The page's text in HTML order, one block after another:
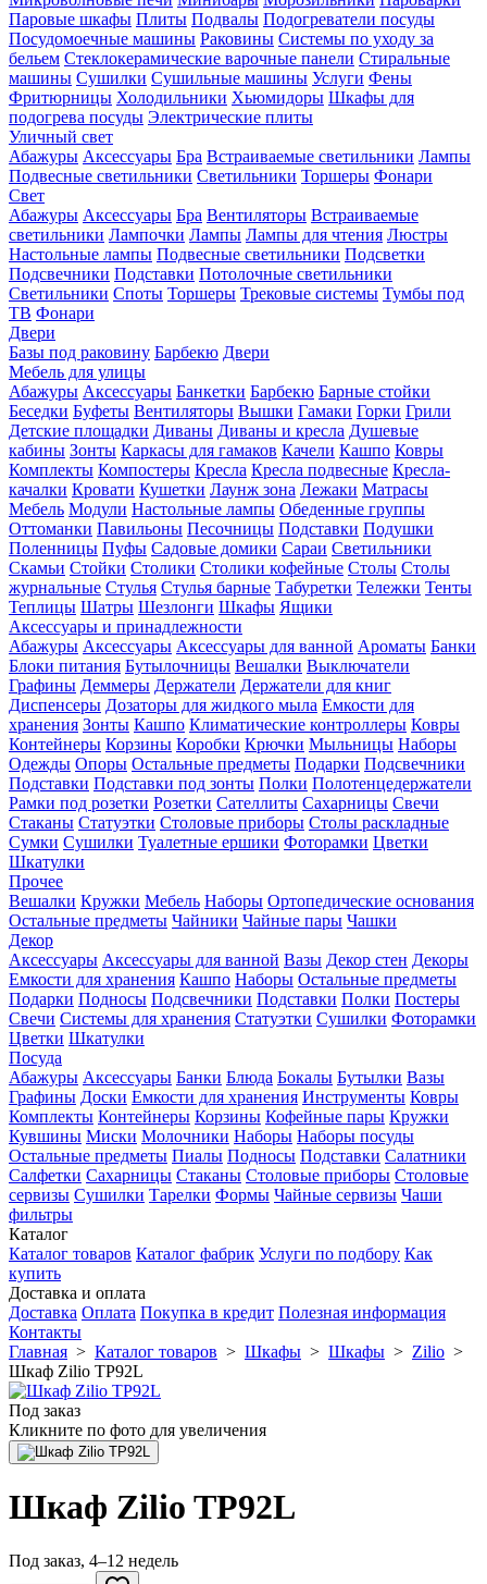
Паровые шкафы Плиты Подвалы Подогреватели посуды
Посудомоечные машины Раковины Системы по уходу за
бельем Стеклокерамические варочные панели Стиральные
машины Сушилки Сушильные машины Услуги Фены
Фритюрницы Холодильники Хьюмидоры Шкафы для
подогрева посуды Электрические плиты
Уличный свет
Абажуры Аксессуары Бра Встраиваемые светильники Лампы
Подвесные светильники Светильники Торшеры Фонари
Свет
Абажуры Аксессуары Бра Вентиляторы Встраиваемые
светильники Лампочки Лампы Лампы для чтения Люстры
Настольные лампы Подвесные светильники Подсветки
Подсвечники Подставки Потолочные светильники
Светильники Споты Торшеры Трековые системы Тумбы под
ТВ Фонари
Двери
Базы под раковину Барбекю Двери
Мебель для улицы
Абажуры Аксессуары Банкетки Барбекю Барные стойки
Беседки Буфеты Вентиляторы Вышки Гамаки Горки Грили
Детские площадки Диваны Диваны и кресла Душевые
кабины Зонты Каркасы для гамаков Качели Кашпо Ковры
Комплекты Компостеры Кресла Кресла подвесные Кресла-
качалки Кровати Кушетки Лаунж зона Лежаки Матрасы
Мебель Модули Настольные лампы Обеденные группы
Оттоманки Павильоны Песочницы Подставки Подушки
Поленницы Пуфы Садовые домики Сараи Светильники
Скамьи Стойки Столики Столики кофейные Столы Столы
журнальные Стулья Стулья барные Табуретки Тележки Тенты
Теплицы Шатры Шезлонги Шкафы Ящики
Аксессуары и принадлежности
Абажуры Аксессуары Аксессуары для ванной Ароматы Банки
Блоки питания Бутылочницы Вешалки Выключатели
Графины Деммеры Держатели Держатели для книг
Диспенсеры Дозаторы для жидкого мыла Емкости для
хранения Зонты Кашпо Климатические контроллеры Ковры
Контейнеры Корзины Коробки Крючки Мыльницы Наборы
Одежды Опоры Остальные предметы Подарки Подсвечники
Подставки Подставки под зонты Полки Полотенцедержатели
Рамки под розетки Розетки Сателлиты Сахарницы Свечи
Стаканы Статуэтки Столовые приборы Столы раскладные
Сумки Сушилки Туалетные ершики Фоторамки Цветки
Шкатулки
Прочее
Вешалки Кружки Мебель Наборы Ортопедические основания
Остальные предметы Чайники Чайные пары Чашки
Декор
Аксессуары Аксессуары для ванной Вазы Декор стен Декоры
Емкости для хранения Кашпо Наборы Остальные предметы
Подарки Подносы Подсвечники Подставки Полки Постеры
Свечи Системы для хранения Статуэтки Сушилки Фоторамки
Цветки Шкатулки
Посуда
Абажуры Аксессуары Банки Блюда Бокалы Бутылки Вазы
Графины Доски Емкости для хранения Инструменты Ковры
Комплекты Контейнеры Корзины Кофейные пары Кружки
Кувшины Миски Молочники Наборы Наборы посуды
Остальные предметы Пиалы Подносы Подставки Салатники
Салфетки Сахарницы Стаканы Столовые приборы Столовые
сервизы Сушилки Тарелки Формы Чайные сервизы Чаши
фильтры
Каталог
Каталог товаров Каталог фабрик Услуги по подбору Как
купить
Доставка и оплата
Доставка Оплата Покупка в кредит Полезная информация
Контакты
Главная > Каталог товаров > Шкафы > Шкафы > Zilio >
Шкаф Zilio TP92L
Под заказ
Кликните по фото для увеличения
Шкаф Zilio TP92L
Под заказ, 4–12 недель